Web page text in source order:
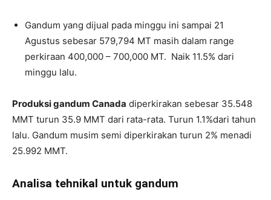
Gandum yang dijual pada minggu ini sampai 21
Agustus sebesar 579,794 MT masih dalam range
perkiraan 400,000 – 700,000 MT. Naik 11.5% dari
minggu lalu.
Produksi gandum Canada diperkirakan sebesar 35.548
MMT turun 35.9 MMT dari rata-rata. Turun 1.1%dari tahun
lalu. Gandum musim semi diperkirakan turun 2% menadi
25.992 MMT.
Analisa tehnikal untuk gandum